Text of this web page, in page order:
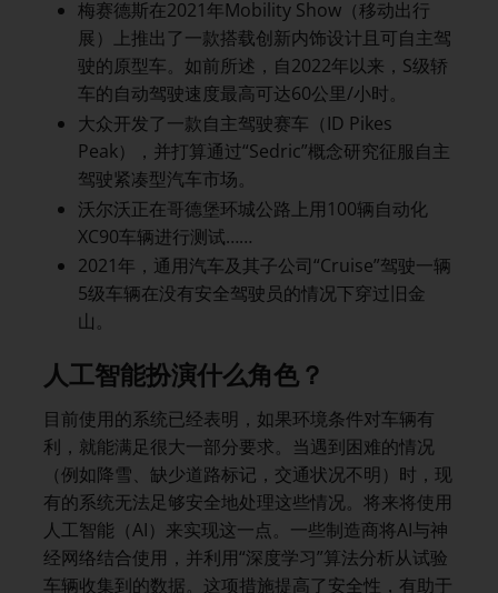
梅赛德斯在2021年Mobility Show（移动出行
展）上推出了一款搭载创新内饰设计且可自主驾
驶的原型车。如前所述，自2022年以来，S级轿
车的自动驾驶速度最高可达60公里/小时。
大众开发了一款自主驾驶赛车（ID Pikes
Peak），并打算通过“Sedric”概念研究征服自主
驾驶紧凑型汽车市场。
沃尔沃正在哥德堡环城公路上用100辆自动化
XC90车辆进行测试……
2021年，通用汽车及其子公司“Cruise”驾驶一辆
5级车辆在没有安全驾驶员的情况下穿过旧金
山。
人工智能扮演什么角色？
目前使用的系统已经表明，如果环境条件对车辆有
利，就能满足很大一部分要求。当遇到困难的情况
（例如降雪、缺少道路标记，交通状况不明）时，现
有的系统无法足够安全地处理这些情况。将来将使用
人工智能（AI）来实现这一点。一些制造商将AI与神
经网络结合使用，并利用“深度学习”算法分析从试验
车辆收集到的数据。这项措施提高了安全性，有助于